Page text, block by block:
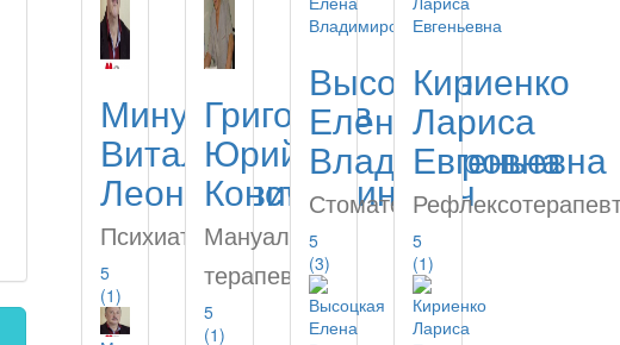
Минутко
Виталий
Леонидович
Психиатр
5
(1)
Григорьев
Юрий
Константинович
Мануальный
терапевт
5
(1)
Высоцкая
Елена
Владимировна
Стоматолог
5
(3)
Кириенко
Лариса
Евгеньевна
5
(1)